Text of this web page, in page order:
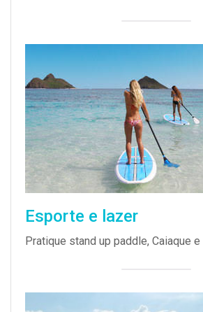
Esporte e lazer
Pratique stand up paddle,